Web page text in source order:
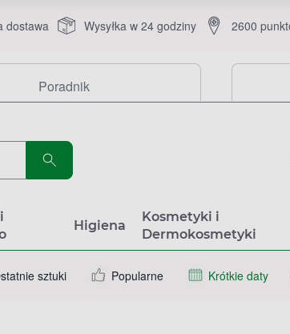
dostawa Wysyłka w 24 godziny 2600
Poradnik
Higiena
Kosmetyki i
Dermokosmetyki
sztuki Popularne Krótkie daty